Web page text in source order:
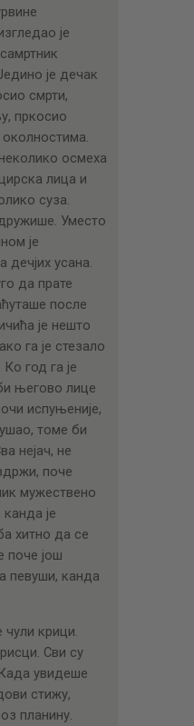
је
је дечак
смрти,
пркосио
осмеха
лица и
суза.
Уместо
је
дечјих усана.
да прате
после
је нешто
га је стезало
год га је
његово лице
испуњеније,
томе би
нејач, не
поче
мужествено
је
хитно да се
поче још
певуши, канда
чули крици.
Сви су
увидеше
стижу,
планину.